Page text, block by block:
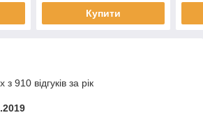
Купити
910 відгуків за рік